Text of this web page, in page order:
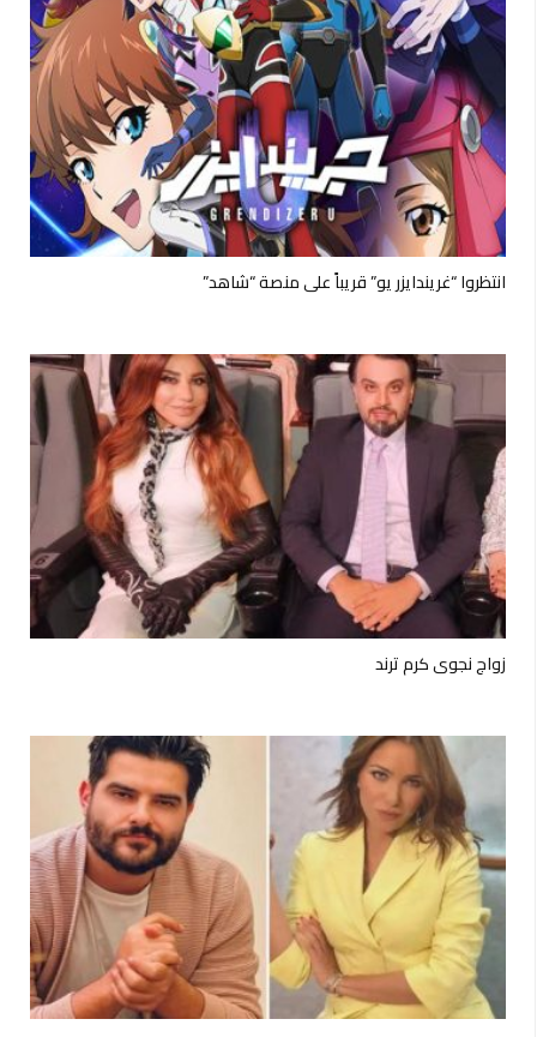
انتظروا “غريندايزر يو” قريباً على منصة “شاهد”
زواج نجوى كرم ترند